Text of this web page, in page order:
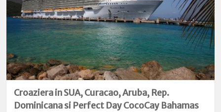
Croaziera in SUA, Curacao, Aruba, Rep.
Dominicana si Perfect Day CocoCay Bahamas